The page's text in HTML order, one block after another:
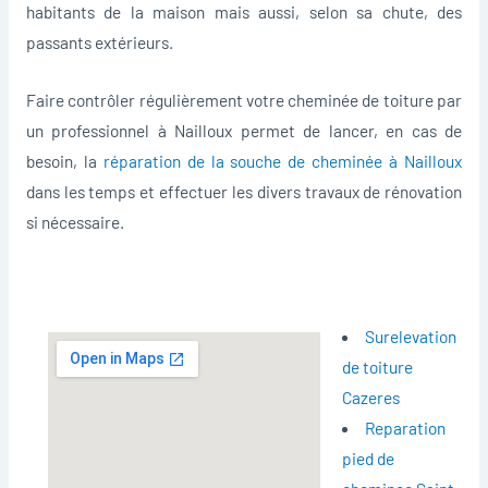
habitants de la maison mais aussi, selon sa chute, des
passants extérieurs.
Faire contrôler régulièrement votre cheminée de toiture par
un professionnel à Nailloux permet de lancer, en cas de
besoin, la réparation de la souche de cheminée à Nailloux
dans les temps et effectuer les divers travaux de rénovation
si nécessaire.
Surelevation
de toiture
Cazeres
Reparation
pied de